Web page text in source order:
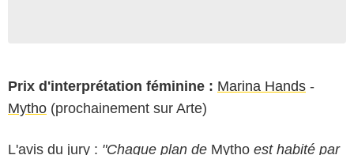
Prix d'interprétation féminine : Marina Hands -
Mytho (prochainement sur Arte)
L'avis du jury : "Chaque plan de Mytho est habité par